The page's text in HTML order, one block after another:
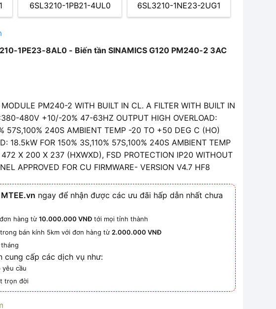
6SL3210-1PB21-4UL0 6SL3210-1NE23-2UG1
1PE23-8AL0 - Biến tần SINAMICS G120 PM240-2 3AC
PM240-2 WITH BUILT IN CL. A FILTER WITH BUILT IN
480V +10/-20% 47-63HZ OUTPUT HIGH OVERLOAD:
57S,100% 240S AMBIENT TEMP -20 TO +50 DEG C (HO)
18.5kW FOR 150% 3S,110% 57S,100% 240S AMBIENT TEMP
X 200 X 237 (HXWXD), FSD PROTECTION IP20 WITHOUT
APPROVED FOR CU FIRMWARE- VERSION V4.7 HF8
MTEE.vn ngay để nhận được các ưu đãi hấp dẫn nhất chưa
hàng từ10.000.000 VNĐ tới mọi tỉnh thành
bán kính 5km với đơn hàng từ 2.000.000 VNĐ
cung cấp các dịch vụ như:
yêu cầu
trọn đời